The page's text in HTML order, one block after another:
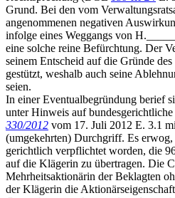
Grund. Bei den vom
angenommenen negativen
infolge eines Weggangs von
eine solche reine Befürchtung. Der
seinem Entscheid auf die Gründe des
gestützt, weshalb auch seine
seien.
In einer Eventualbegründung berief
unter Hinweis auf
330/2012 vom 17. Juli 2012 E. 3.1
(umgekehrten) Durchgriff. Es
gerichtlich verpflichtet worden, die
auf die Klägerin zu übertragen. Die
Mehrheitsaktionärin der Beklagten
der Klägerin die